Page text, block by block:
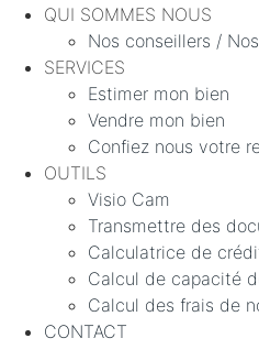
QUI SOMMES NOUS
Nos conseillers /
SERVICES
Estimer mon bien
Vendre mon bien
Confiez nous votre
OUTILS
Visio Cam
Transmettre des
Calculatrice de
Calcul de capacité
Calcul des frais de
CONTACT